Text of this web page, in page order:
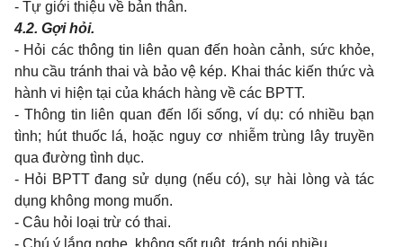
- Tự giới thiệu về bản thân.
4.2. Gợi hỏi.
- Hỏi các thông tin liên quan đến hoàn cảnh, sức khỏe,
nhu cầu tránh thai và bảo vệ kép. Khai thác kiến thức và
hành vi hiện tại của khách hàng về các BPTT.
- Thông tin liên quan đến lối sống, ví dụ: có nhiều bạn
tình; hút thuốc lá, hoặc nguy cơ nhiễm trùng lây truyền
qua đường tình dục.
- Hỏi BPTT đang sử dụng (nếu có), sự hài lòng và tác
dụng không mong muốn.
- Câu hỏi loại trừ có thai.
- Chú ý lắng nghe, không sốt ruột, tránh nói nhiều.